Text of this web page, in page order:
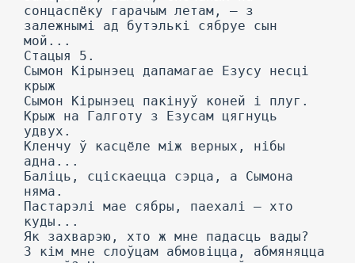
сонцаспёку гарачым летам, — з
залежнымі ад бутэлькі сябруе сын
мой...
Стацыя 5.
Сымон Кірынэец дапамагае Езусу несці
крыж
Сымон Кірынэец пакінуў коней і плуг.
Крыж на Галготу з Езусам цягнуць
удвух.
Кленчу ў касцёле між верных, нібы
адна...
Баліць, сціскаецца сэрца, а Сымона
няма.
Пастарэлі мае сябры, паехалі — хто
куды...
Як захварэю, хто ж мне падасць вады?
3 кім мне слоўцам абмовіцца, абмяняцца